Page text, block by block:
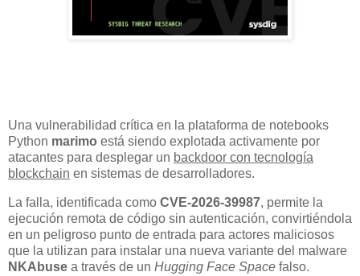
Una vulnerabilidad crítica en la plataforma de notebooks
Python marimo está siendo explotada activamente por
atacantes para desplegar un backdoor con tecnología
blockchain en sistemas de desarrolladores.
La falla, identificada como CVE-2026-39987, permite la
ejecución remota de código sin autenticación, convirtiéndola
en un peligroso punto de entrada para actores maliciosos
que la utilizan para instalar una nueva variante del malware
NKAbuse a través de un Hugging Face Space falso.